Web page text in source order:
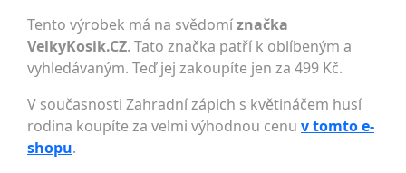
Tento výrobek má na svědomíznačka
VelkyKosik.CZ. Tato značka patří k oblíbeným a
vyhledávaným. Teď jej zakoupíte jen za 499 Kč.
V současnosti Zahradní zápich s květináčem husí
rodina koupíte za velmi výhodnou cenu v tomto e-
shopu.